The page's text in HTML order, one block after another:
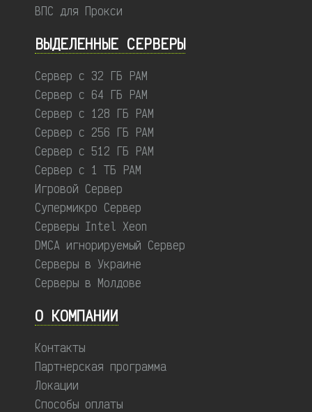
ВПС для Прокси
ВЫДЕЛЕННЫЕ CЕРВЕРЫ
Сервер с 32 ГБ РАМ
Сервер с 64 ГБ РАМ
Сервер с 128 ГБ РАМ
Сервер с 256 ГБ РАМ
Сервер с 512 ГБ РАМ
Сервер с 1 ТБ РАМ
Игровой Сервер
Супермикро Сервер
Серверы Intel Xeon
DMCA игнорируемый Сервер
Серверы в Украине
Серверы в Молдове
О КОМПАНИИ
Контакты
Партнерская программа
Локации
Способы оплаты